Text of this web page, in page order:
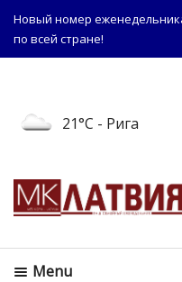
Новый номер
по всей стране!
21°C - Рига
Menu